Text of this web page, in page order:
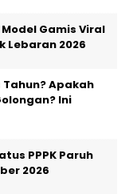
Gamis Viral
Lebaran 2026
Tahun? Apakah
Ini
PPPK Paruh
2026